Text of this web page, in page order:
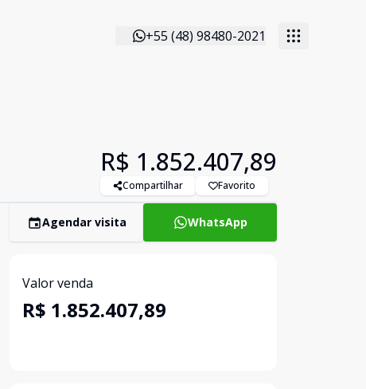
+55 (48) 98480-2021
R$ 1.852.407,89
Compartilhar Favorito
Agendar visita WhatsApp
Valor venda
R$ 1.852.407,89